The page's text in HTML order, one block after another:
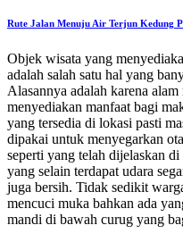
Rute Jalan Menuju Air Terjun Kedung
Objek wisata yang
adalah salah satu hal yang
Alasannya adalah karena
menyediakan manfaat bagi
yang tersedia di lokasi pasti
dipakai untuk menyegarkan
seperti yang telah dijelaskan di
yang selain terdapat udara
juga bersih. Tidak sedikit
mencuci muka bahkan ada
mandi di bawah curug yang